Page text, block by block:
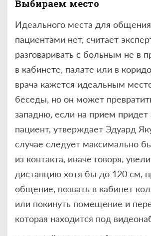
Выбираем место
Идеального места для
пациентами нет, считает
разговаривать с больным не в
в кабинете, палате или в
врача кажется идеальным
беседы, но он может
западню, если на прием придет
пациент, утверждает Эдуард
случае следует максимально
из контакта, иначе говоря,
дистанцию хотя бы до 120 см,
общение, позвать в кабинет
или покинуть помещение и
которая находится под